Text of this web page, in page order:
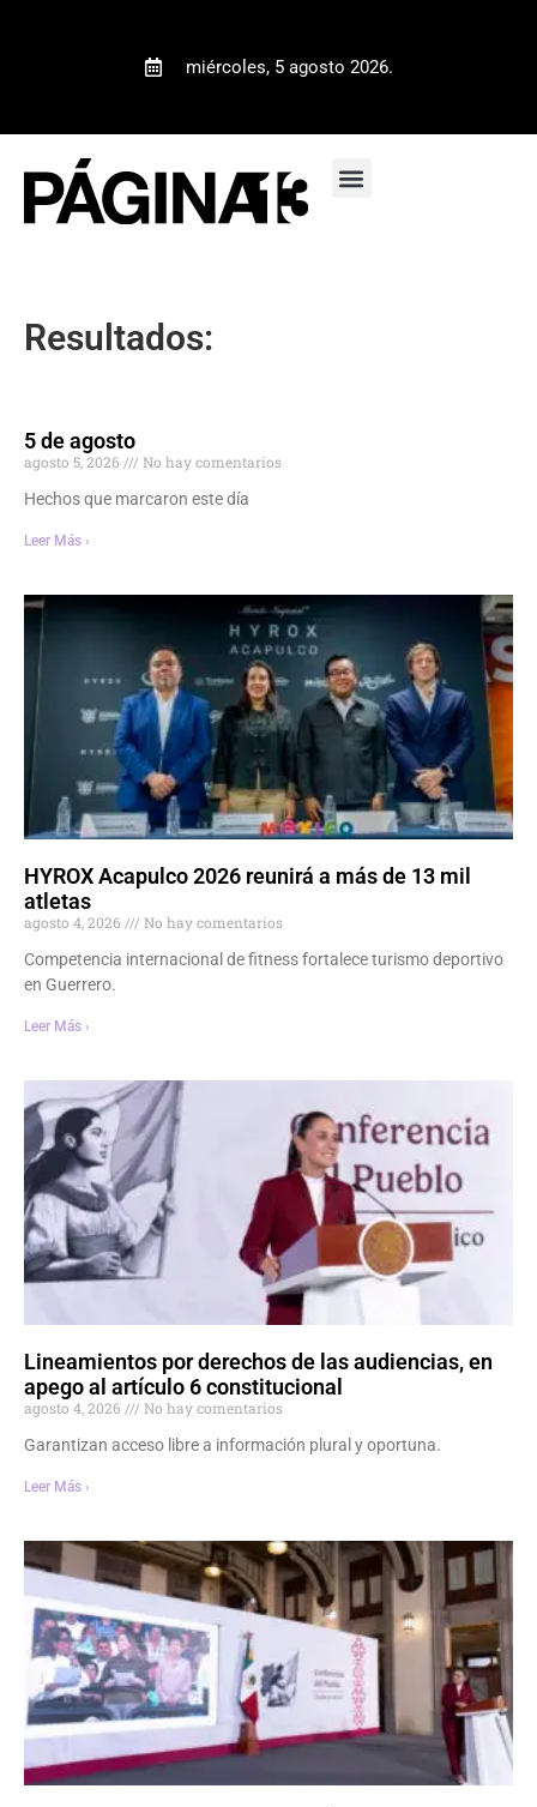
miércoles, 5 agosto 2026.
Resultados:
5 de agosto
agosto 5, 2026
No hay comentarios
Hechos que marcaron este día
Leer Más ›
HYROX Acapulco 2026 reunirá a más de 13 mil
atletas
agosto 4, 2026
No hay comentarios
Competencia internacional de fitness fortalece turismo deportivo
en Guerrero.
Leer Más ›
Lineamientos por derechos de las audiencias, en
apego al artículo 6 constitucional
agosto 4, 2026
No hay comentarios
Garantizan acceso libre a información plural y oportuna.
Leer Más ›